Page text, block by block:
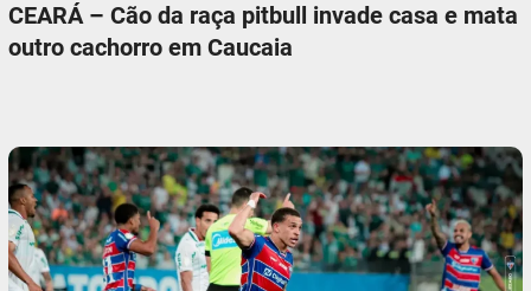
CEARÁ – Cão da raça pitbull invade casa e mata
outro cachorro em Caucaia